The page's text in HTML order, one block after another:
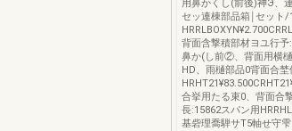
用鼻かくし(前後)神Э、
セッ連棟部品箱￨セット/
背面含撃積部材ヨユ行予
鼻か(し前②、背面用横
HD、雨樋部品0背面合
合挙用たる束0、背面合
長:15862スパン用
基砦理喬騨サT5軸せ守